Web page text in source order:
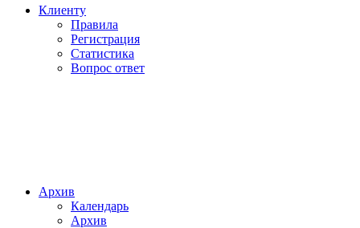
Клиенту
Правила
Регистрация
Статистика
Вопрос ответ
Архив
Календарь
Архив